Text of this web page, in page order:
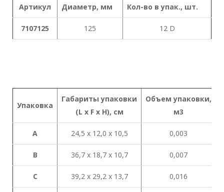
Артикул Диаметр, мм Кол-во в упак., шт.
7107125 125 12 D
Упаковка
Габариты упаковки
(L x F x H), см
Объем упаковки,
м3
A 24,5 х 12,0 х 10,5 0,003
B 36,7 х 18,7 х 10,7 0,007
C 39,2 х 29,2 х 13,7 0,016